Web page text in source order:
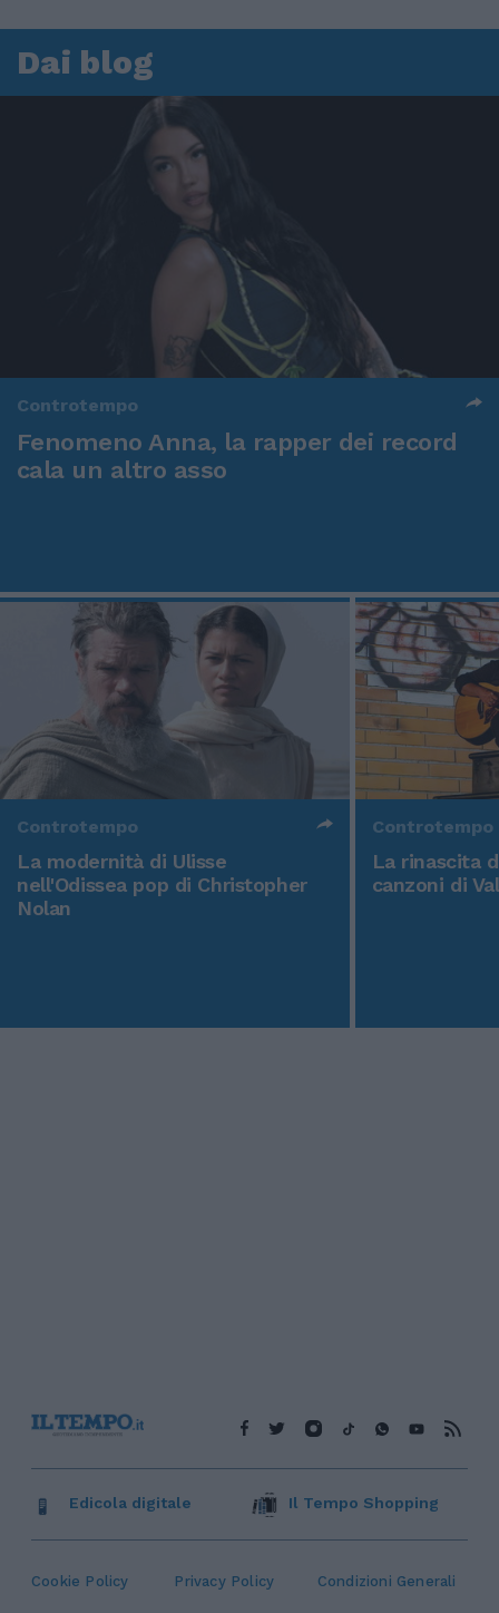
Dai blog
Controtempo
Fenomeno Anna, la rapper dei record
cala un altro asso
Controtempo
La modernità di Ulisse
nell'Odissea pop di Christopher
Nolan
Controtempo
La rinascita
canzoni di
Cookie Policy Privacy Policy Condizioni Generali
Edicola digitale Il Tempo Shopping